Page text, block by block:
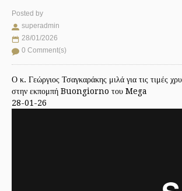
Posted by
superadmin
28/01/2026
0 Comment(s)
Ο κ. Γεώργιος Τσαγκαράκης μιλά για τις τιμές
στην εκπομπή Buongiorno του Mega
28-01-26